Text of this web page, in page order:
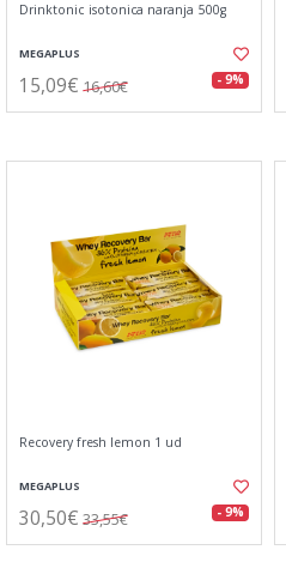
Drinktonic isotonica naranja 500g
MEGAPLUS
15,09€ 16,60€ - 9%
Recovery fresh lemon 1 ud
MEGAPLUS
30,50€ 33,55€ - 9%